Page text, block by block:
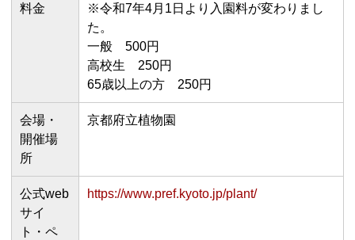
料金
※令和7年4月1日より入園料が変わりまし
た。
一般 500円
高校生 250円
65歳以上の方 250円
会場・
開催場
所
京都府立植物園
公式web
サイ
ト・ペ
https://www.pref.kyoto.jp/plant/